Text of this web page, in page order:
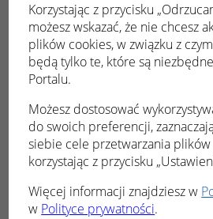
dedykowanego systemu do
Urzędu. System stanowi
archiwizację danych
statutowymi jednostek
Korzystając z przycisku
możesz wskazać, że nie chcesz
plików cookies, w związku z
będą tylko te, które są
Portalu.
Możesz dostosować
do swoich preferencji,
siebie cele przetwarzania
korzystając z przycisku
Więcej informacji znajdziesz w
w Polityce prywatności.